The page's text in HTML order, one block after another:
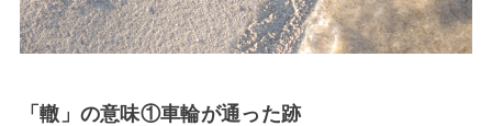
「轍」の意味①車輪が通った跡